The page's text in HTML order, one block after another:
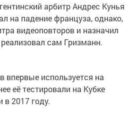
арбитр Андрес Кунья
на падение француза, однако,
видеоповторов и назначил
сам Гризманн.
впервые используется на
её тестировали на Кубке
в 2017 году.